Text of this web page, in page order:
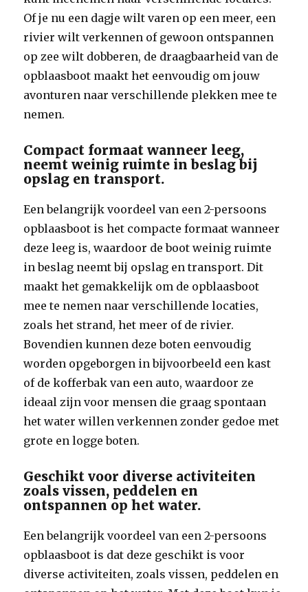
Of je nu een dagje wilt varen op een meer, een
rivier wilt verkennen of gewoon ontspannen
op zee wilt dobberen, de draagbaarheid van de
opblaasboot maakt het eenvoudig om jouw
avonturen naar verschillende plekken mee te
nemen.
Compact formaat wanneer leeg,
neemt weinig ruimte in beslag bij
opslag en transport.
Een belangrijk voordeel van een 2-persoons
opblaasboot is het compacte formaat wanneer
deze leeg is, waardoor de boot weinig ruimte
in beslag neemt bij opslag en transport. Dit
maakt het gemakkelijk om de opblaasboot
mee te nemen naar verschillende locaties,
zoals het strand, het meer of de rivier.
Bovendien kunnen deze boten eenvoudig
worden opgeborgen in bijvoorbeeld een kast
of de kofferbak van een auto, waardoor ze
ideaal zijn voor mensen die graag spontaan
het water willen verkennen zonder gedoe met
grote en logge boten.
Geschikt voor diverse activiteiten
zoals vissen, peddelen en
ontspannen op het water.
Een belangrijk voordeel van een 2-persoons
opblaasboot is dat deze geschikt is voor
diverse activiteiten, zoals vissen, peddelen en